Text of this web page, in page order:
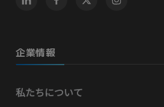
企業情報
私たちについて